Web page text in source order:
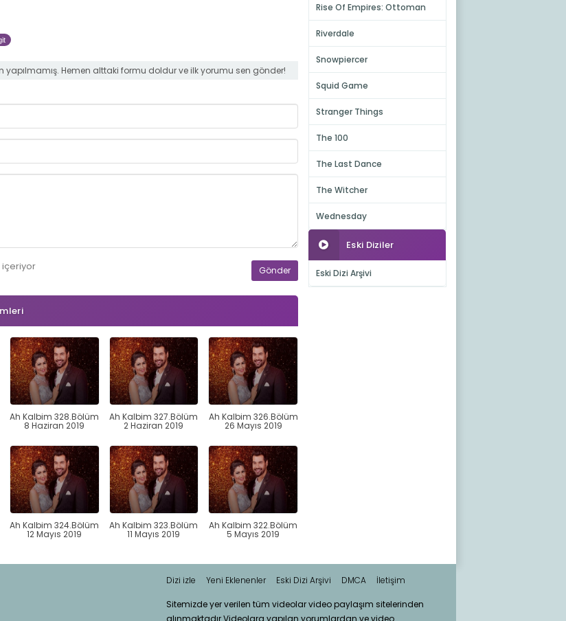
yapılmamış. Hemen alttaki formu doldur ve ilk yorumu sen gönder!
içeriyor
Ah Kalbim 328.Bölüm
8 Haziran 2019
Ah Kalbim 327.Bölüm
2 Haziran 2019
Ah Kalbim 326.Bölüm
26 Mayıs 2019
Ah Kalbim 324.Bölüm
12 Mayıs 2019
Ah Kalbim 323.Bölüm
11 Mayıs 2019
Ah Kalbim 322.Bölüm
5 Mayıs 2019
Rise Of Empires: Ottoman
Riverdale
Snowpiercer
Squid Game
Stranger Things
The 100
The Last Dance
The Witcher
Wednesday
Eski Diziler
Eski Dizi Arşivi
Dizi izle Yeni Eklenenler Eski Dizi Arşivi DMCA İletişim
Sitemizde yer verilen tüm videolar video paylaşım sitelerinden